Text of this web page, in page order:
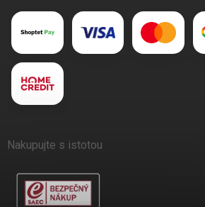
Nakupujte s istotou